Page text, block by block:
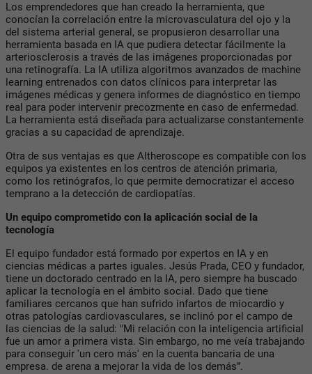
Los emprendedores que han creado la herramienta, que
conocían la correlación entre la microvasculatura del ojo y la
del sistema arterial general, se propusieron desarrollar una
herramienta basada en IA que pudiera detectar fácilmente la
arteriosclerosis a través de las imágenes proporcionadas por
una retinografía. La IA utiliza algoritmos avanzados de machine
learning entrenados con datos clínicos para interpretar las
imágenes médicas y genera informes de diagnóstico en tiempo
real para poder intervenir precozmente en caso de enfermedad.
La herramienta está diseñada para actualizarse constantemente
gracias a su capacidad de aprendizaje.
Otra de sus ventajas es que AItheroscope es compatible con los
equipos ya existentes en los centros de atención primaria,
como los retinógrafos, lo que permite democratizar el acceso
temprano a la detección de cardiopatías.
Un equipo comprometido con la aplicación social de la
tecnología
El equipo fundador está formado por expertos en IA y en
ciencias médicas a partes iguales. Jesús Prada, CEO y fundador,
tiene un doctorado centrado en la IA, pero siempre ha buscado
aplicar la tecnología en el ámbito social. Dado que tiene
familiares cercanos que han sufrido infartos de miocardio y
otras patologías cardiovasculares, se inclinó por el campo de
las ciencias de la salud: "Mi relación con la inteligencia artificial
fue un amor a primera vista. Sin embargo, no me veía trabajando
para conseguir 'un cero más' en la cuenta bancaria de una
empresa. de arena a mejorar la vida de los demás”.